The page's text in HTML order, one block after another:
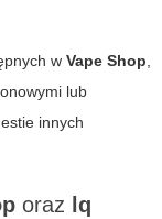
w Vape Shop
lub
innych
oraz lq